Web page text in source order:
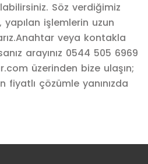
Söz verdiğimiz
işlemlerin uzun
veya kontakla
arayınız 0544 505 6969
üzerinden bize ulaşın;
fiyatlı çözümle yanınızda